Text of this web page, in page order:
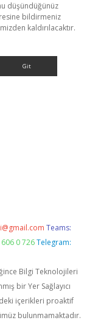
düşündüğünüz
bildirmeniz
kaldırılacaktır.
Teams:
0 726 Telegram:
Bilgi Teknolojileri
bir Yer Sağlayıcı
içerikleri proaktif
bulunmamaktadır.